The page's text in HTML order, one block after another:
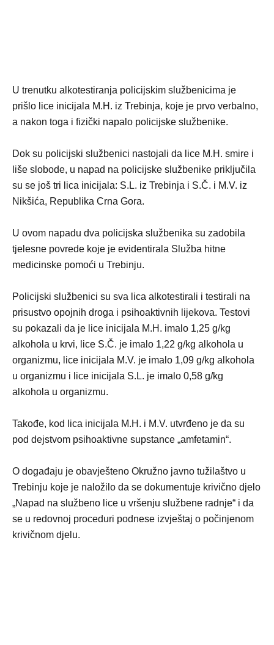
U trenutku alkotestiranja policijskim službenicima je
prišlo lice inicijala M.H. iz Trebinja, koje je prvo verbalno,
a nakon toga i fizički napalo policijske službenike.
Dok su policijski službenici nastojali da lice M.H. smire i
liše slobode, u napad na policijske službenike priključila
su se još tri lica inicijala: S.L. iz Trebinja i S.Č. i M.V. iz
Nikšića, Republika Crna Gora.
U ovom napadu dva policijska službenika su zadobila
tjelesne povrede koje je evidentirala Služba hitne
medicinske pomoći u Trebinju.
Policijski službenici su sva lica alkotestirali i testirali na
prisustvo opojnih droga i psihoaktivnih lijekova. Testovi
su pokazali da je lice inicijala M.H. imalo 1,25 g/kg
alkohola u krvi, lice S.Č. je imalo 1,22 g/kg alkohola u
organizmu, lice inicijala M.V. je imalo 1,09 g/kg alkohola
u organizmu i lice inicijala S.L. je imalo 0,58 g/kg
alkohola u organizmu.
Takođe, kod lica inicijala M.H. i M.V. utvrđeno je da su
pod dejstvom psihoaktivne supstance „amfetamin“.
O događaju je obavješteno Okružno javno tužilaštvo u
Trebinju koje je naložilo da se dokumentuje krivično djelo
„Napad na službeno lice u vršenju službene radnje“ i da
se u redovnoj proceduri podnese izvještaj o počinjenom
krivičnom djelu.